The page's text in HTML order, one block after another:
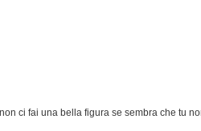
ci fai una bella figura se sembra che tu